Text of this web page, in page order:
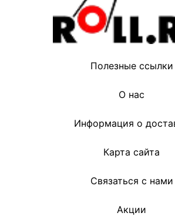
Полезные ссылки
О нас
Информация о
Карта сайта
Связаться с нами
Акции